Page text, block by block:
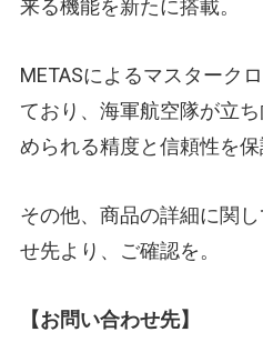
来る機能を新たに搭載。
METASによるマスターク
ており、海軍航空隊が立
められる精度と信頼性を保
その他、商品の詳細に関
せ先より、ご確認を。
【お問い合わせ先】